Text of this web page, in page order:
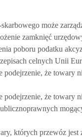
może
zamknięć
poboru podatku
celnych Unii
podejrzenie, że towary
podejrzenie, że towary
których przewóz